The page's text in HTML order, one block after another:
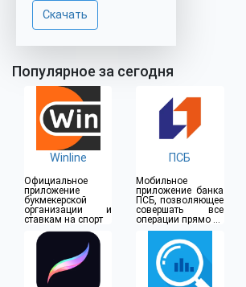
Скачать
Популярное за сегодня
Winline
Официальное
приложение
букмекерской
организации и
ставкам на спорт
ПСБ
Мобильное
приложение банка
ПСБ, позволяющее
совершать все
операции прямо из
дома